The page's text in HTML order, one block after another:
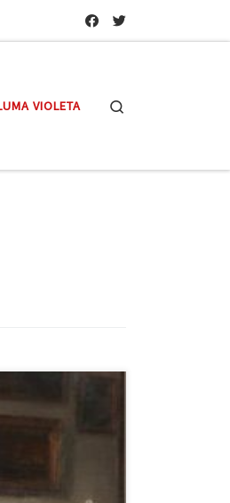
VIOLETA
editado por
guía en un recorrido
femeninas de
Este 8 de
hasta dejar al